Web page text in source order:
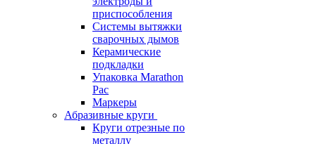
приспособления
Системы вытяжки
сварочных дымов
Керамические
подкладки
Упаковка Marathon
Pac
Маркеры
Абразивные круги
Круги отрезные по
металлу